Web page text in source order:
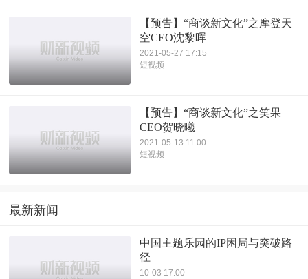
【预告】“商谈新文化”之摩登天
空CEO沈黎晖
2021-05-27 17:15
短视频
【预告】“商谈新文化”之笑果
CEO贺晓曦
2021-05-13 11:00
短视频
最新新闻
中国主题乐园的IP困局与突破路
径
10-03 17:00